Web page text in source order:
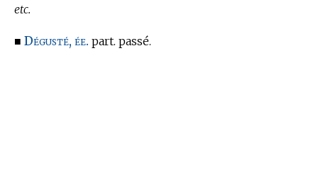
etc.
■ Dégusté, ée. part. passé.